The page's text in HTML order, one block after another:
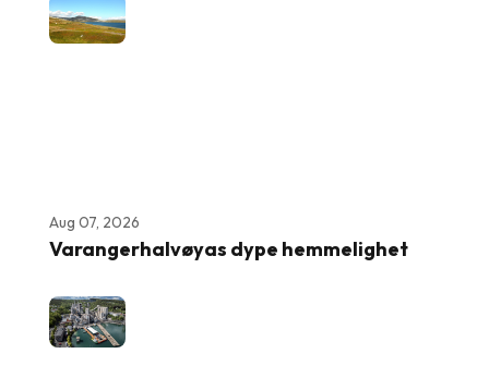
Aug 07, 2026
Varangerhalvøyas dype hemmelighet